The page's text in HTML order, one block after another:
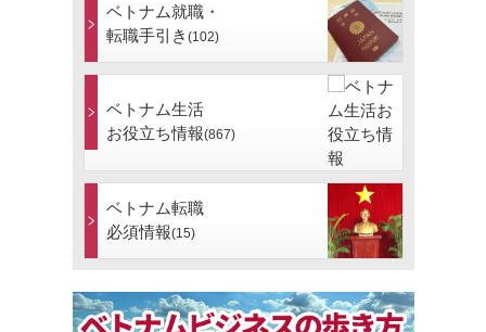
ベトナム就職・
転職手引き (102)
ベトナム生活
お役立ち情報(867)
ベトナム転職
必須情報(15)